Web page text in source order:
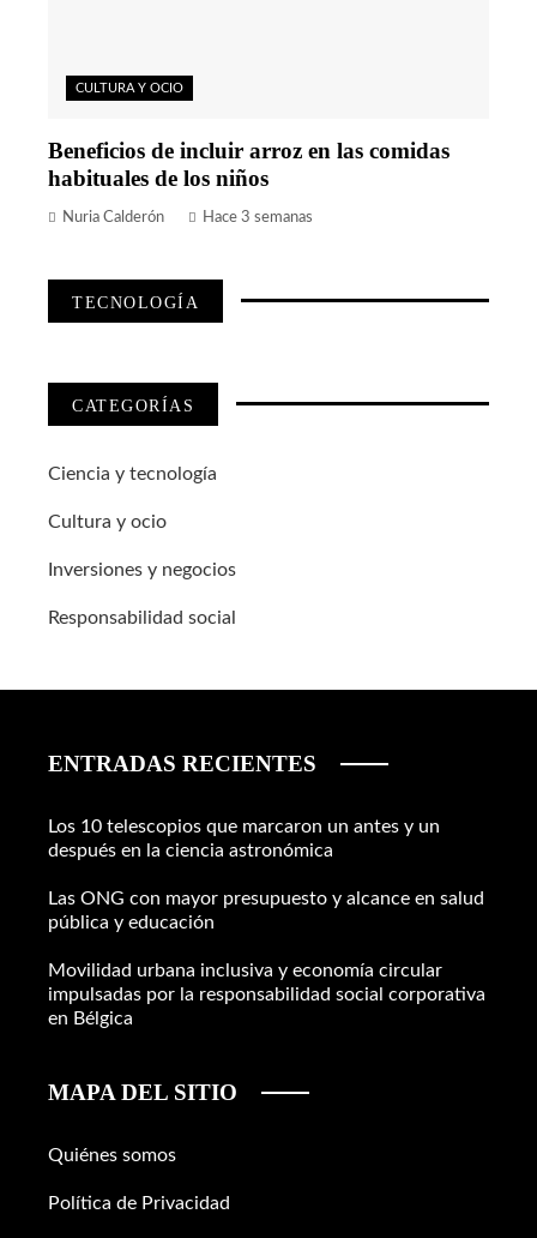
CULTURA Y OCIO
Beneficios de incluir arroz en las comidas
habituales de los niños
Nuria Calderón Hace 3 semanas
TECNOLOGÍA
CATEGORÍAS
Ciencia y tecnología
Cultura y ocio
Inversiones y negocios
Responsabilidad social
ENTRADAS RECIENTES
Los 10 telescopios que marcaron un antes y un
después en la ciencia astronómica
Las ONG con mayor presupuesto y alcance en salud
pública y educación
Movilidad urbana inclusiva y economía circular
impulsadas por la responsabilidad social corporativa
en Bélgica
MAPA DEL SITIO
Quiénes somos
Política de Privacidad